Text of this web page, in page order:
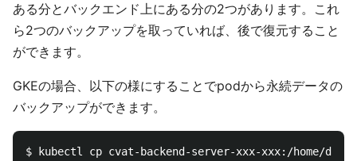
ある分とバックエンド上にある分の2つがあります。これ
ら2つのバックアップを取っていれば、後で復元すること
ができます。
GKEの場合、以下の様にすることでpodから永続データの
バックアップができます。
$ kubectl cp cvat-backend-server-xxx-xxx:/home/